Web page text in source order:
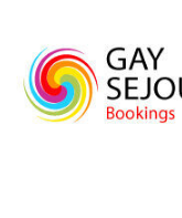
content